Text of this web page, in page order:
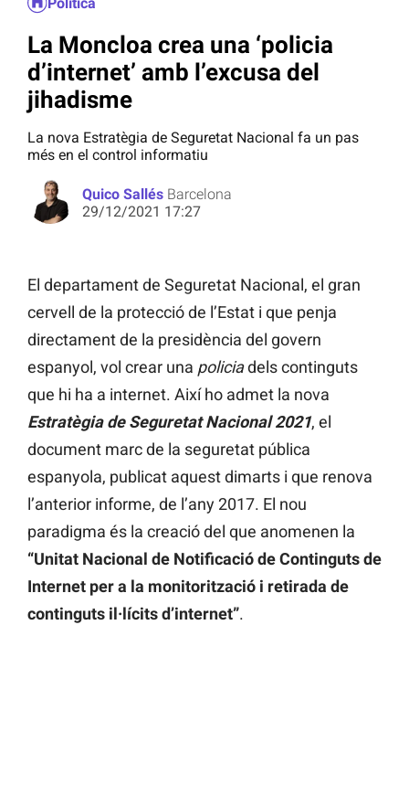
La Moncloa crea una ‘policia
d’internet’ amb l’excusa del
jihadisme
La nova Estratègia de Seguretat Nacional fa un pas
més en el control informatiu
Quico Sallés Barcelona
29/12/2021 17:27
El departament de Seguretat Nacional, el gran
cervell de la protecció de l’Estat i que penja
directament de la presidència del govern
espanyol, vol crear una policiadels continguts
que hi ha a internet. Així ho admet la nova
Estratègia de Seguretat Nacional 2021, el
document marc de la seguretat pública
espanyola, publicat aquest dimarts i que renova
l’anterior informe, de l’any 2017. El nou
paradigma és la creació del que anomenen la
“Unitat Nacional de Notificació de Continguts de
Internet per a la monitorització i retirada de
continguts il·lícits d’internet”.